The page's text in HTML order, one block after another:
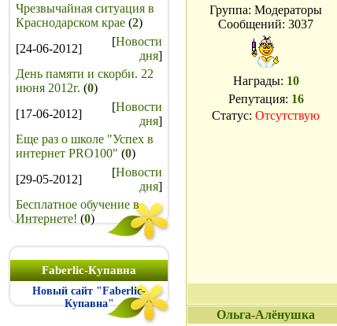
Чрезвычайная ситуация в
Краснодарском крае (2)
[24-06-2012]
[Новости
дня]
День памяти и скорби. 22
июня 2012г. (0)
[17-06-2012]
[Новости
дня]
Еще раз о школе "Успех в
интернет PRO100" (0)
[29-05-2012]
[Новости
дня]
Бесплатное обучение в
Интернете! (0)
Faberlic-Купавна
Новый сайт "Faberlic-
Купавна"
Группа: Модераторы
Сообщений: 3037
Награды: 10
Репутация: 16
Статус: Отсутствую
Ольга-Алёнушка